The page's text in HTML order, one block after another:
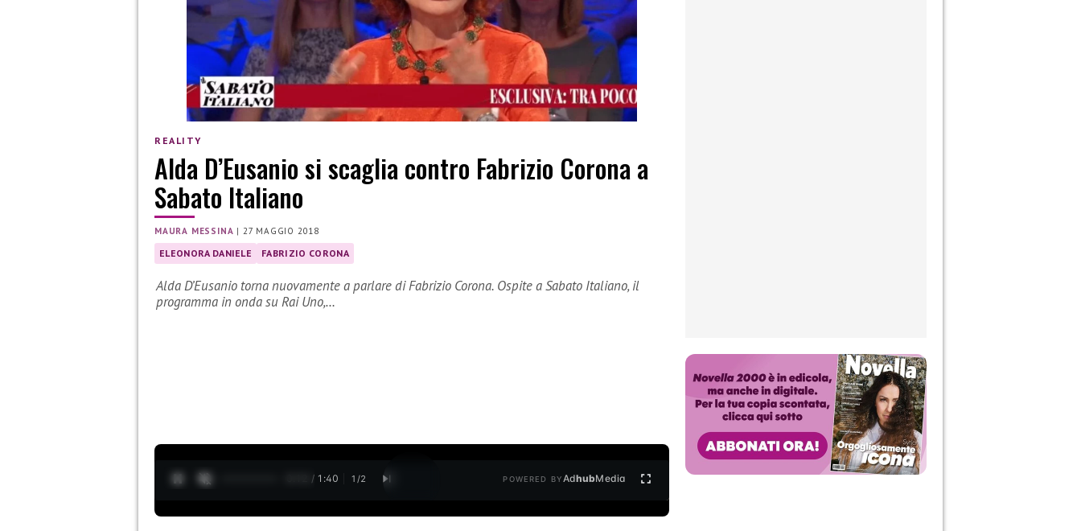
REALITY
Alda D’Eusanio si scaglia contro Fabrizio Corona a
Sabato Italiano
MAURA MESSINA | 27 MAGGIO 2018
ELEONORA DANIELE FABRIZIO CORONA
Alda D’Eusanio torna nuovamente a parlare di Fabrizio Corona. Ospite a Sabato Italiano, il
programma in onda su Rai Uno,…
0:13 / 1:40 1 /2 POWERED BYAdhubMedia